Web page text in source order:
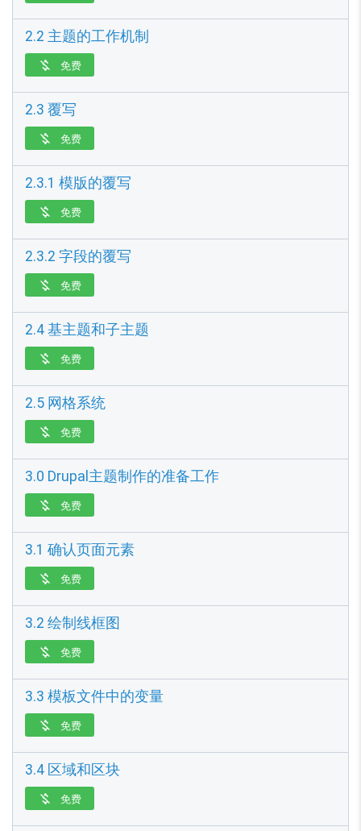
2.2 主题的工作机制
 免费
2.3 覆写
 免费
2.3.1 模版的覆写
 免费
2.3.2 字段的覆写
 免费
2.4 基主题和子主题
 免费
2.5 网格系统
 免费
3.0 Drupal主题制作的准备工作
 免费
3.1 确认页面元素
 免费
3.2 绘制线框图
 免费
3.3 模板文件中的变量
 免费
3.4 区域和区块
 免费